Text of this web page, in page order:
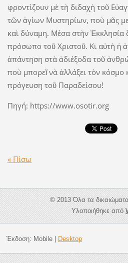
φροντίζουν μὲ τὴ διδαχὴ τοῦ
τῶν ­ἁγίων Μυστηρίων, ποὺ μᾶς
καὶ δύναμη. Μέσα στὴν Ἐκκλησία
πρόσω­πο τοῦ Χριστοῦ. Κι αὐτὴ ἡ
ἀπάντηση στὰ ἀδιέξοδα τοῦ
ποὺ μπο­­ρεῖ νὰ ἀλλάξει τὸν κόσμο
πρόγευση τοῦ Παραδείσου!
Πηγή: https://www.osotir.org
« Πίσω
© 2013 Όλα τα
Υλοποιήθηκε από
Έκδοση: Mobile| Desktop